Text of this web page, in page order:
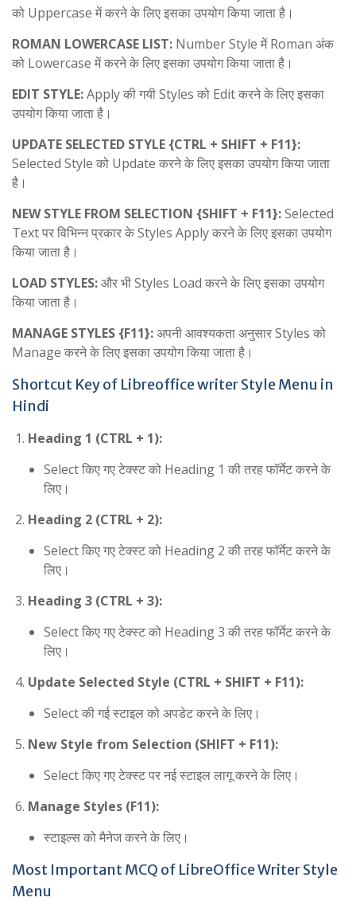
को Uppercase में करने के लिए इसका उपयोग किया जाता है।
ROMAN LOWERCASE LIST: Number Style में Roman अंक
को Lowercase में करने के लिए इसका उपयोग किया जाता है।
EDIT STYLE:Apply की गयी Styles को Edit करने के लिए इसका
उपयोग किया जाता है।
UPDATE SELECTED STYLE {CTRL + SHIFT + F11}:
Selected Style को Update करने के लिए इसका उपयोग किया जाता
है।
NEW STYLE FROM SELECTION {SHIFT + F11}:Selected
Text पर विभिन्न प्रकार के Styles Apply करने के लिए इसका उपयोग
किया जाता है।
LOAD STYLES:और भी Styles Load करने के लिए इसका उपयोग
किया जाता है।
MANAGE STYLES {F11}:अपनी आवश्यकता अनुसार Styles को
Manage करने के लिए इसका उपयोग किया जाता है।
Shortcut Key of Libreoffice writer Style Menu in
Hindi
Heading 1 (CTRL + 1):
Select किए गए टेक्स्ट को Heading 1 की तरह फॉर्मेट करने के
लिए।
Heading 2 (CTRL + 2):
Select किए गए टेक्स्ट को Heading 2 की तरह फॉर्मेट करने के
लिए।
Heading 3 (CTRL + 3):
Select किए गए टेक्स्ट को Heading 3 की तरह फॉर्मेट करने के
लिए।
Update Selected Style (CTRL + SHIFT + F11):
Select की गई स्टाइल को अपडेट करने के लिए।
New Style from Selection (SHIFT + F11):
Select किए गए टेक्स्ट पर नई स्टाइल लागू करने के लिए।
Manage Styles (F11):
स्टाइल्स को मैनेज करने के लिए।
Most Important MCQ of LibreOffice Writer Style
Menu